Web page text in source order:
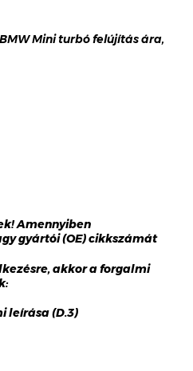
Mini turbó felújítás ára,
Amennyiben
gyártói (OE) cikkszámát
akkor a forgalmi
leírása (D.3)